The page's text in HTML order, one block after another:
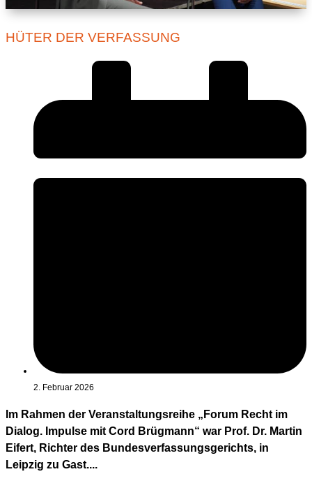
HÜTER DER VERFASSUNG
2. Februar 2026
Im Rahmen der Veranstaltungsreihe „Forum Recht im
Dialog. Impulse mit Cord Brügmann“ war Prof. Dr. Martin
Eifert, Richter des Bundesverfassungsgerichts, in
Leipzig zu Gast....